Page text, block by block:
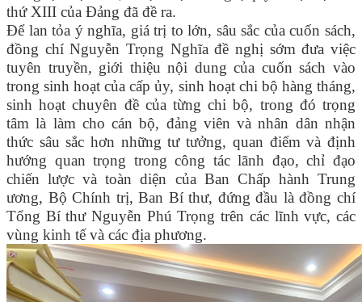
thứ XIII của Đảng đã đề ra.
Để lan tỏa ý nghĩa, giá trị to lớn, sâu sắc của cuốn sách,
đồng chí Nguyễn Trọng Nghĩa đề nghị sớm đưa việc
tuyên truyền, giới thiệu nội dung của cuốn sách vào
trong sinh hoạt của cấp ủy, sinh hoạt chi bộ hàng tháng,
sinh hoạt chuyên đề của từng chi bộ, trong đó trọng
tâm là làm cho cán bộ, đảng viên và nhân dân nhận
thức sâu sắc hơn những tư tưởng, quan điểm và định
hướng quan trọng trong công tác lãnh đạo, chỉ đạo
chiến lược và toàn diện của Ban Chấp hành Trung
ương, Bộ Chính trị, Ban Bí thư, đứng đầu là đồng chí
Tổng Bí thư Nguyễn Phú Trọng trên các lĩnh vực, các
vùng kinh tế và các địa phương.